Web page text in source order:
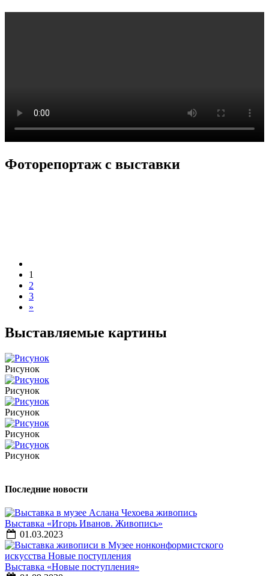
Фоторепортаж с выставки
1
2
3
»
Выставляемые картины
Рисунок
Рисунок
Рисунок
Рисунок
Рисунок
Последние новости
Выставка «Игорь Иванов. Живопись»
01.03.2023
Выставка «Новые поступления»